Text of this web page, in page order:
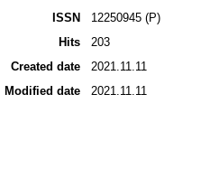
ISSN
12250945 (P)
Hits
203
Created date
2021.11.11
Modified date
2021.11.11